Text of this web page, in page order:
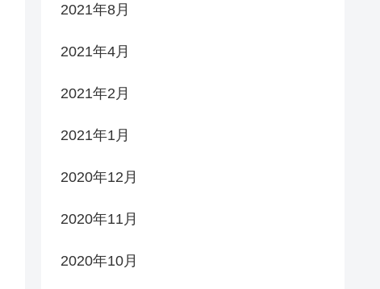
2021年8月
2021年4月
2021年2月
2021年1月
2020年12月
2020年11月
2020年10月